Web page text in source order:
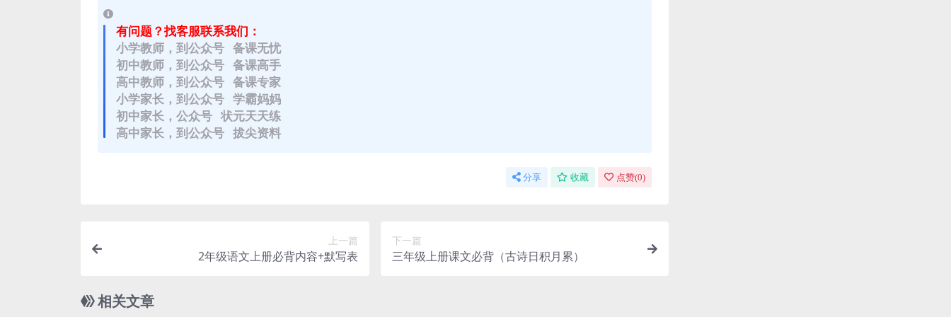
有问题？找客服联系我们：
小学教师，到公众号 备课无忧
初中教师，到公众号 备课高手
高中教师，到公众号 备课专家
小学家长，到公众号 学霸妈妈
初中家长，公众号 状元天天练
高中家长，到公众号 拔尖资料
分享 收藏 点赞(0)
上一篇
2年级语文上册必背内容+默写表
下一篇
三年级上册课文必背（古诗日积月累）
相关文章